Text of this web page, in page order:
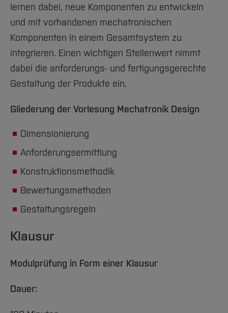
Arbeiten im FB G
Forschung und Projekte
International
Team
Service
Studiengänge
Studieninteressierte
Aktuelles
Studium
Fachgruppen
Forschung und Entwicklung
International
Service
Amtliche Bekanntmachungen
Notfall-Infos
BO Shop
Familiengerechte Hochschule
Gleichstellung
Diskriminierungsfreie Hochschule
Vertretungen
Hochschulbibliothek
Hochschulkommunikation
International Office
qed-Stiftung
lernen dabei, neue Komponenten zu entwickeln
und mit vorhandenen mechatronischen
Komponenten in einem Gesamtsystem zu
integrieren. Einen wichtigen Stellenwert nimmt
dabei die anforderungs- und fertigungsgerechte
Gestaltung der Produkte ein.
Gliederung der Vorlesung Mechatronik Design
Dimensionierung
Anforderungsermittlung
Konstruktionsmethodik
Bewertungsmethoden
Gestaltungsregeln
Klausur
Modulprüfung in Form einer Klausur
Dauer: